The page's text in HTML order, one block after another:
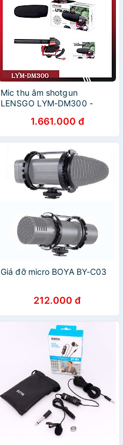
Mic thu âm shotgun
LENSGO LYM-DM300 -
1.661.000 đ
Giá đỡ micro BOYA BY-C03
212.000 đ